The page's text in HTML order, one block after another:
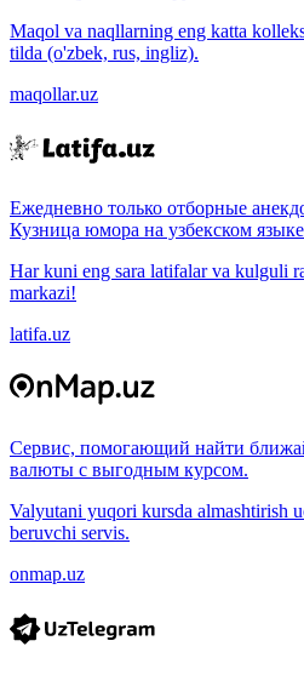
Maqol va naqllarning eng katta
tilda (o'zbek, rus, ingliz).
maqollar.uz
Ежедневно только отборные
Кузница юмора на узбекском
Har kuni eng sara latifalar va kulguli
markazi!
latifa.uz
Сервис, помогающий найти
валюты с выгодным курсом.
Valyutani yuqori kursda almashtirish
beruvchi servis.
onmap.uz